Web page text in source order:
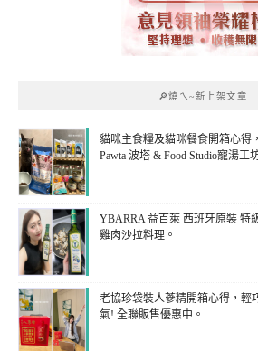
🔎燒ㄟ~新上架文章
貓咪主食糧及貓咪餐食開箱心得
Pawta 波塔 & Food Studio寵湯工
YBARRA 益百萊 西班牙原裝 特
雞肉沙拉料理。
老協珍袋裝人蔘精開箱心得，輕
氣! 全聯販售優惠中。